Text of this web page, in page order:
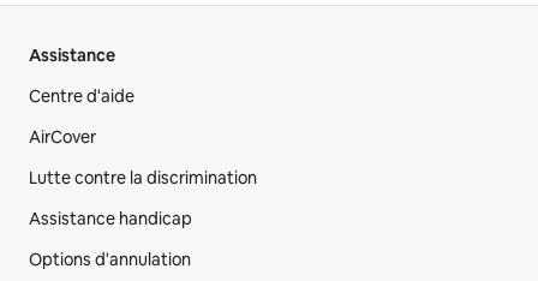
Assistance
Centre d'aide
AirCover
Lutte contre la discrimination
Assistance handicap
Options d'annulation